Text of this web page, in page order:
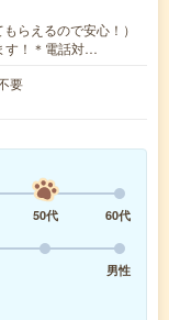
らえるので安心！）
す！＊電話対…
要
50代
60代
男性